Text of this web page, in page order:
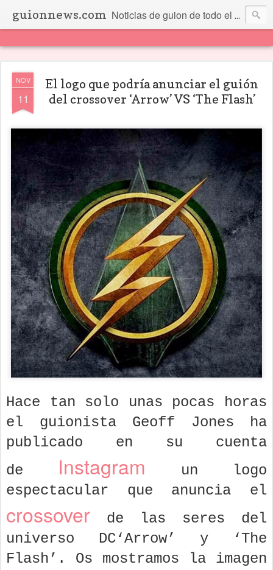
guionnews.com Noticias de guion de todo el mundo... Y más.
NOV
11
El logo que podría anunciar el guión
del crossover ‘Arrow’ VS ‘The Flash’
Hace tan solo unas pocas horas
el guionista Geoff Jones ha
publicado en su cuenta
de Instagram un logo
espectacular que anuncia el
crossover de las seres del
universo DC‘Arrow’ y ‘The
Flash’. Os mostramos la imagen